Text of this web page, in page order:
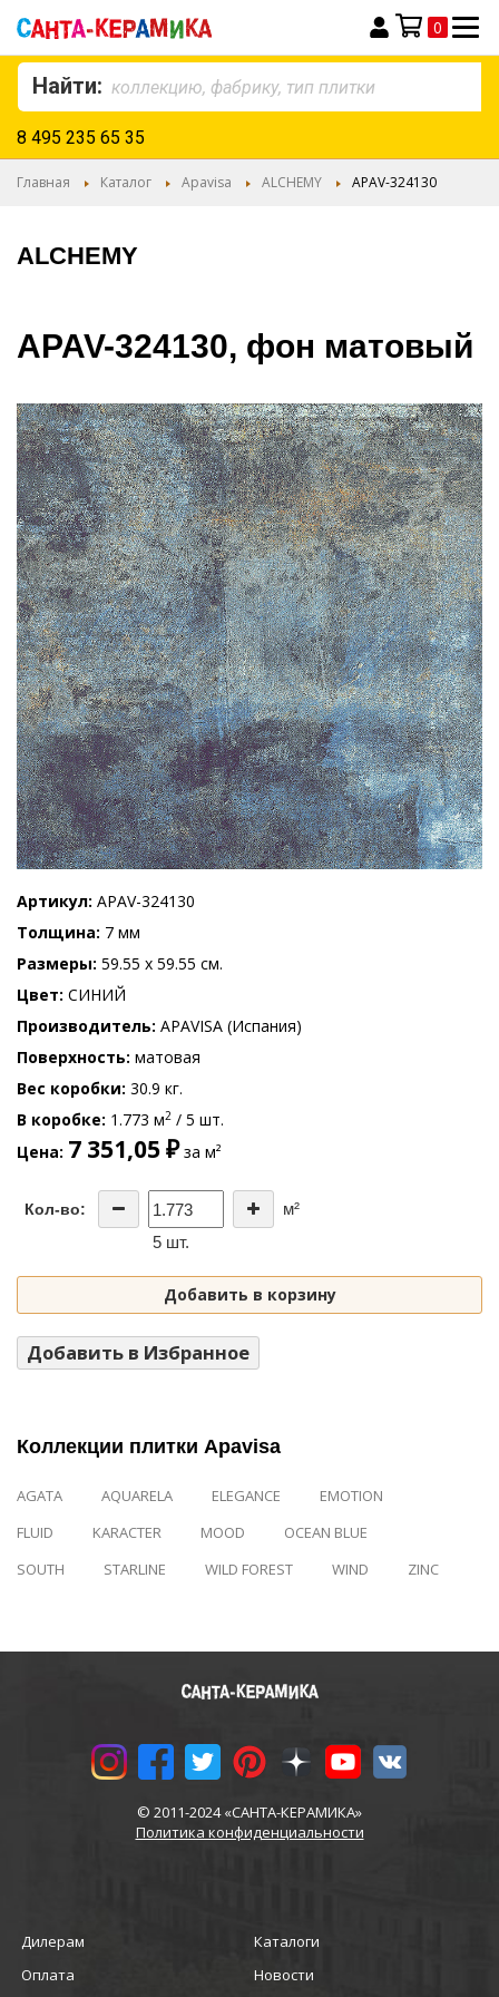
Моя корзина
0
Найти:
8 495 235 65 35
Главная Каталог Apavisa ALCHEMY APAV-324130
ALCHEMY
APAV-324130, фон матовый
Артикул APAV-324130
Толщина 7 мм
Размеры 59.55 x 59.55 см.
Цвет СИНИЙ
Производитель APAVISA (Испания)
Поверхность матовая
Вес коробки 30.9 кг.
В коробке 1.773 м2 / 5 шт.
Цена 7 351,05 ₽за м²
Кол-во:
м²
5 шт.
Добавить в корзину
Добавить в Избранное
Коллекции плитки Apavisa
AGATA AQUARELA ELEGANCE
EMOTION
FLUID
KARACTER MOOD
OCEAN BLUE
SOUTH
STARLINE WILD FOREST WIND ZINC
© 2011-2024 «САНТА-КЕРАМИКА»
Политика конфиденциальности
Дилерам
Каталоги
Оплата
Новости